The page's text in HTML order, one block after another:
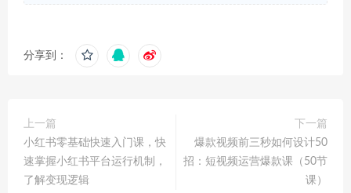
分享到：
上一篇
小红书零基础快速入门课，快
速掌握小红书平台运行机制，
了解变现逻辑
下一篇
爆款视频前三秒如何设计50
招：短视频运营爆款课（50节
课）